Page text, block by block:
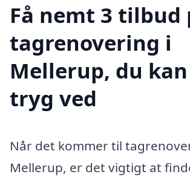
Få nemt 3 tilbud
tagrenovering i
Mellerup, du
tryg ved
Når det kommer til
Mellerup, er det vigtigt at